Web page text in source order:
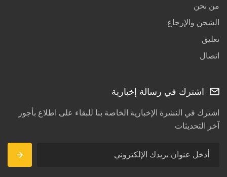
من نحن
الشحن والإرجاع
تعليق
اتصال
اشترك في رسالة إخبارية
اشترك في النشرة الإخبارية الخاصة بنا للبقاء على اطلاع بأجور
آخر التحديثات